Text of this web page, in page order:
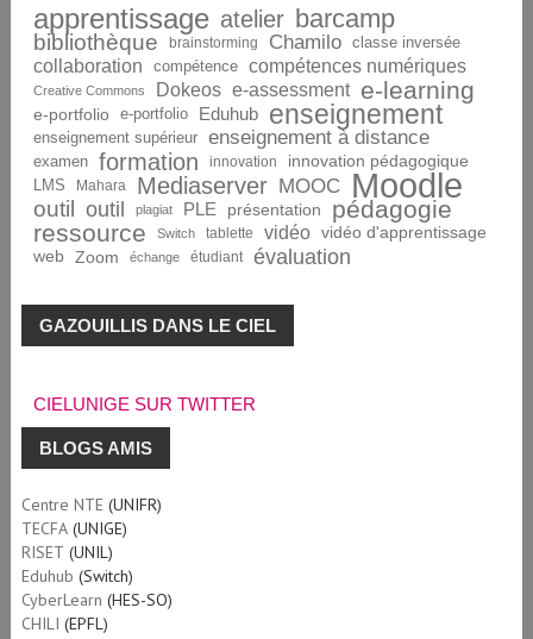
apprentissage atelier barcamp
bibliothèque brainstorming Chamilo classe inversée
collaboration compétence compétences numériques
Creative Commons Dokeos e-assessment e-learning
e-portfolio e-portfolio Eduhub enseignement
enseignement supérieur enseignement à distance
examen formation innovation innovation pédagogique
LMS Mahara Mediaserver MOOC Moodle
outil outil plagiat PLE présentation
pédagogie
ressource
Switch tablette vidéo
vidéo d'apprentissage
web
Zoom échange étudiant évaluation
GAZOUILLIS DANS LE CIEL
CIELUNIGE SUR TWITTER
BLOGS AMIS
Centre NTE(UNIFR)
TECFA(UNIGE)
RISET (UNIL)
Eduhub (Switch)
CyberLearn (HES-SO)
CHILI (EPFL)